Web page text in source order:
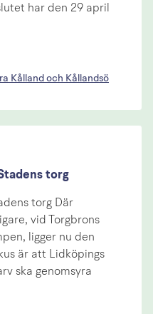
har den 29 april
Kålland och Kållandsö
torg
torg Där
vid Torgbrons
ligger nu den
är att Lidköpings
ska genomsyra